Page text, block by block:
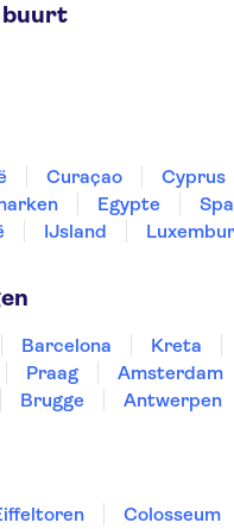
buurt
Curaçao
Cyprus
Egypte
IJsland
Barcelona Kreta
Praag
Amsterdam
Brugge
Antwerpen
Colosseum